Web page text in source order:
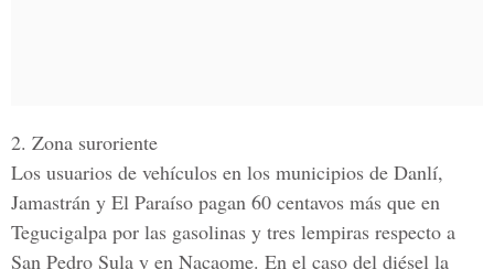
2. Zona suroriente
Los usuarios de vehículos en los municipios de Danlí,
Jamastrán y El Paraíso pagan 60 centavos más que en
Tegucigalpa por las gasolinas y tres lempiras respecto a
San Pedro Sula y en Nacaome. En el caso del diésel la